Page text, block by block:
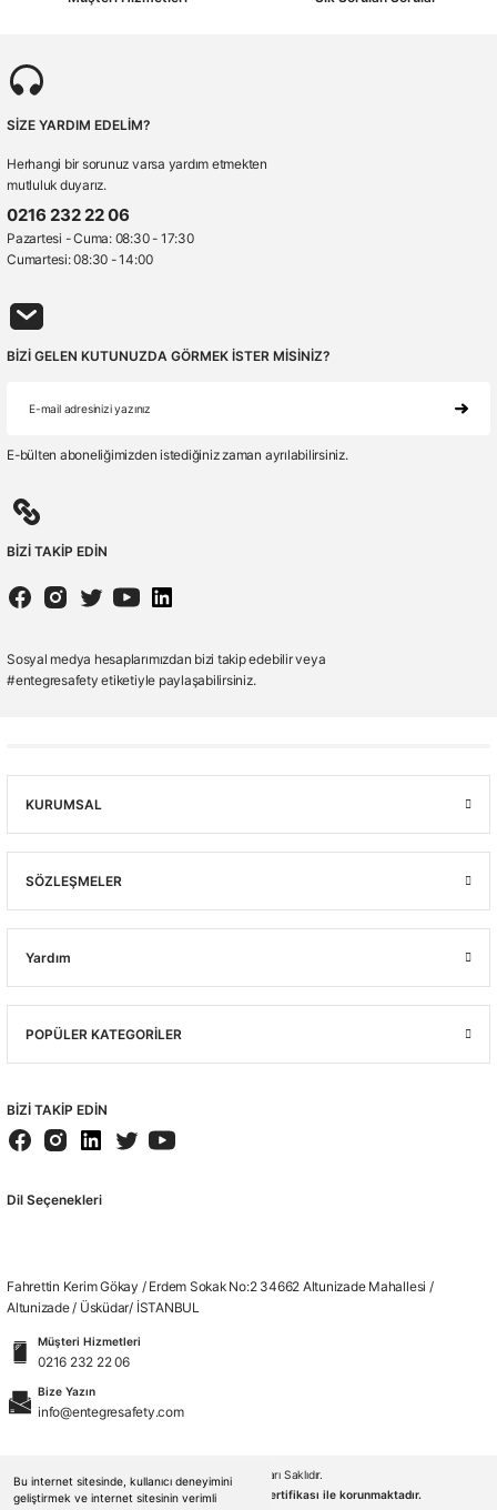
Bu internet sitesinde, kullanıcı deneyimini
geliştirmek ve internet sitesinin verimli
SİZE YARDIM EDELİM?
Herhangi bir sorunuz varsa yardım etmekten
mutluluk duyarız.
0216 232 22 06
Pazartesi - Cuma: 08:30 - 17:30
Cumartesi: 08:30 - 14:00
BİZİ GELEN KUTUNUZDA GÖRMEK İSTER MİSİNİZ?
E-bülten aboneliğimizden istediğiniz zaman ayrılabilirsiniz.
BİZİ TAKİP EDİN
Sosyal medya hesaplarımızdan bizi takip edebilir veya
#entegresafety etiketiyle paylaşabilirsiniz.
KURUMSAL
SÖZLEŞMELER
Yardım
POPÜLER KATEGORİLER
BİZİ TAKİP EDİN
Dil Seçenekleri
Fahrettin Kerim Gökay / Erdem Sokak No:2 34662 Altunizade Mahallesi /
Altunizade / Üsküdar/ İSTANBUL
Müşteri Hizmetleri
0216 232 22 06
Bize Yazın
info@entegresafety.com
© 2026. Tüm Hakları Saklıdır.
Kredi kartı bilgileriniz 256bit SSL sertifikası ile korunmaktadır.